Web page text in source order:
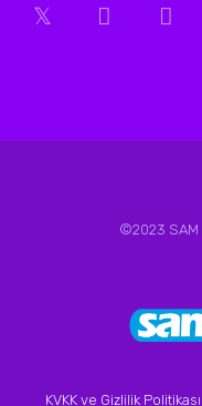
©2023 SAM
KVKK ve Gizlilik Politikası